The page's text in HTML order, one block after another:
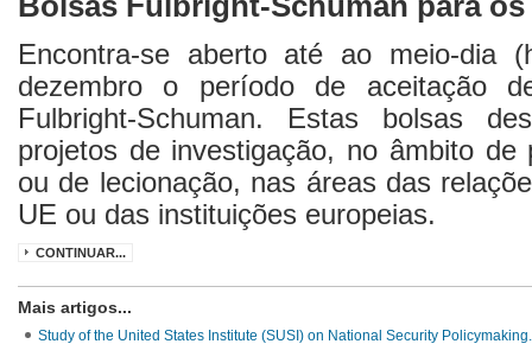
Encontra-se aberto até ao meio-dia
dezembro o período de aceitação
Fulbright-Schuman. Estas bolsas
projetos de investigação, no âmbito
ou de lecionação, nas áreas das
UE ou das instituições europeias.
CONTINUAR...
Mais artigos...
Study of the United States Institute (SUSI) on National Security Policymaking.